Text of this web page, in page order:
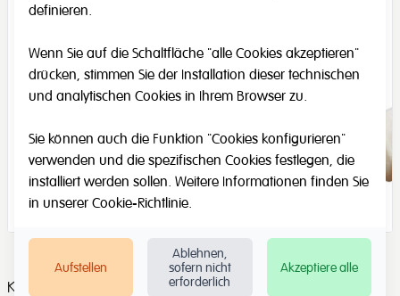
Kapazität: 2 kg + 10 Messinggewichte
definieren.
Wenn Sie auf die Schaltfläche "alle Cookies akzeptieren"
drücken, stimmen Sie der Installation dieser technischen
und analytischen Cookies in Ihrem Browser zu.
Sie können auch die Funktion "Cookies konfigurieren"
verwenden und die spezifischen Cookies festlegen, die
installiert werden sollen. Weitere Informationen finden Sie
in unserer Cookie-Richtlinie.
Aufstellen
Ablehnen,
sofern nicht
erforderlich
Akzeptiere alle